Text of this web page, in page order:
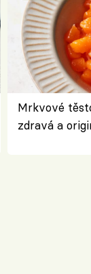
Mrkvové
zdravá a